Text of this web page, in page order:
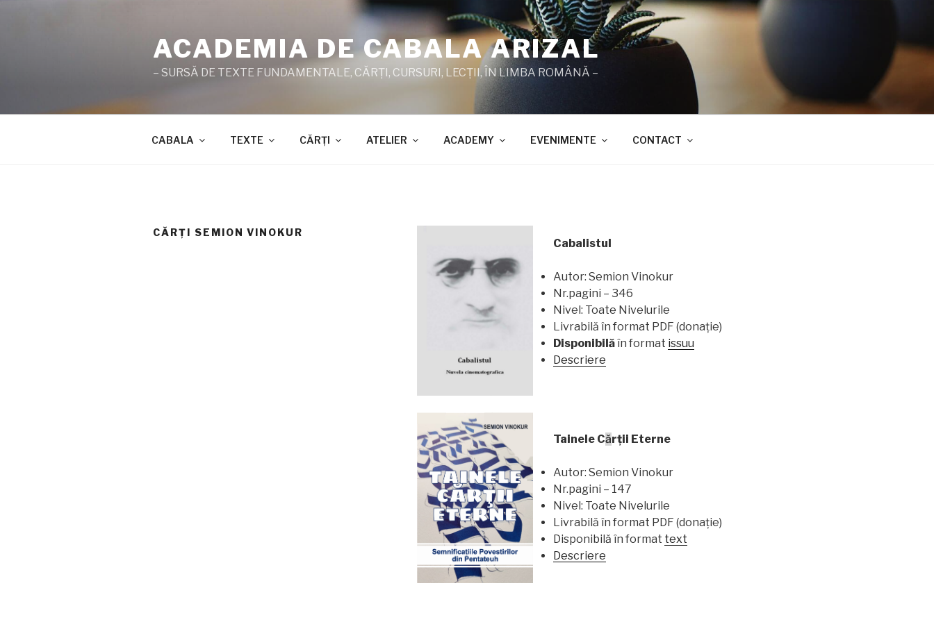
ACADEMIA DE CABALA ARIZAL
– SURSĂ DE TEXTE FUNDAMENTALE, CĂRŢI, CURSURI, LECŢII, ÎN LIMBA ROMÂNĂ –
CABALA TEXTE CĂRŢI ATELIER ACADEMY EVENIMENTE CONTACT
CĂRŢI SEMION VINOKUR
Cabalistul
Autor: Semion Vinokur
Nr.pagini – 346
Nivel: Toate Nivelurile
Livrabilă în format PDF (donație)
Disponibilăîn format issuu
Descriere
Tainele Cărţii Eterne
Autor: Semion Vinokur
Nr.pagini – 147
Nivel: Toate Nivelurile
Livrabilă în format PDF (donație)
Disponibilă în format text
Descriere